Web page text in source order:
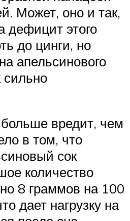
Может, оно и так,
дефицит этого
до цинги, но
апельсинового
сильно
больше вредит, чем
в том, что
сок
количество
8 граммов на 100
дает нагрузку на